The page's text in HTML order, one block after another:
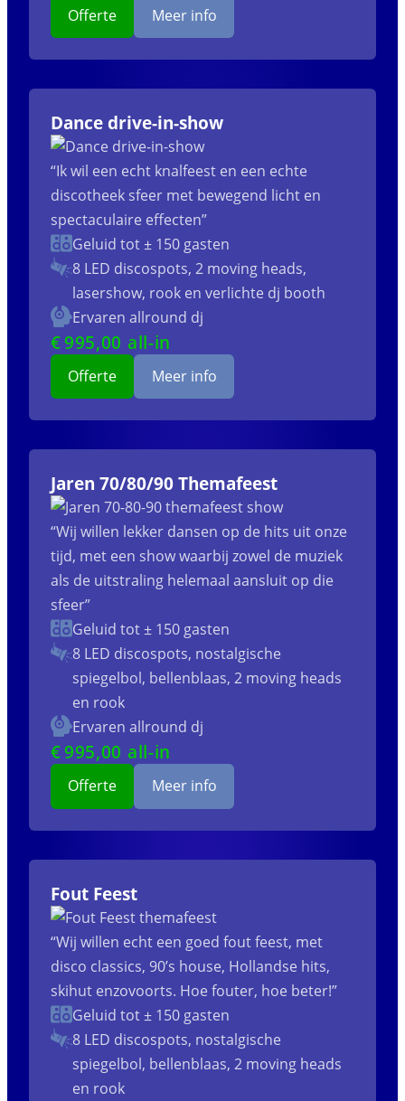
Offerte Meer info
Dance drive-in-show
“Ik wil een echt knalfeest en een echte
discotheek sfeer met bewegend licht en
spectaculaire effecten”
Geluid tot ± 150 gasten
8 LED discospots, 2 moving heads,
lasershow, rook en verlichte dj booth
Ervaren allround dj
€995,00 all-in
Offerte Meer info
Jaren 70/80/90 Themafeest
“Wij willen lekker dansen op de hits uit onze
tijd, met een show waarbij zowel de muziek
als de uitstraling helemaal aansluit op die
sfeer”
Geluid tot ± 150 gasten
8 LED discospots, nostalgische
spiegelbol, bellenblaas, 2 moving heads
en rook
Ervaren allround dj
€995,00 all-in
Offerte Meer info
Fout Feest
“Wij willen echt een goed fout feest, met
disco classics, 90’s house, Hollandse hits,
skihut enzovoorts. Hoe fouter, hoe beter!”
Geluid tot ± 150 gasten
8 LED discospots, nostalgische
spiegelbol, bellenblaas, 2 moving heads
en rook